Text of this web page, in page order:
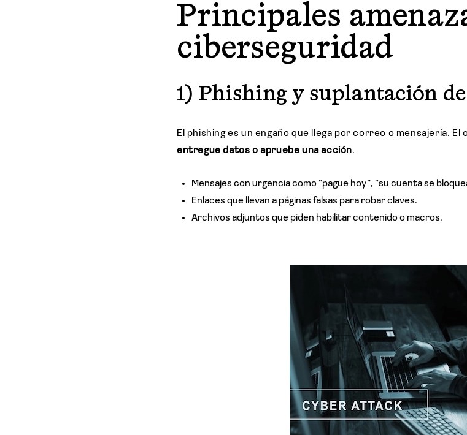
Principales
ciberseguridad
1) Phishing y suplantación
El phishing es un engaño que llega por correo o mensajería.
entregue datos o apruebe una acción.
Mensajes con urgencia como “pague hoy”, “su cuenta se
Enlaces que llevan a páginas falsas para robar claves.
Archivos adjuntos que piden habilitar contenido o macros.